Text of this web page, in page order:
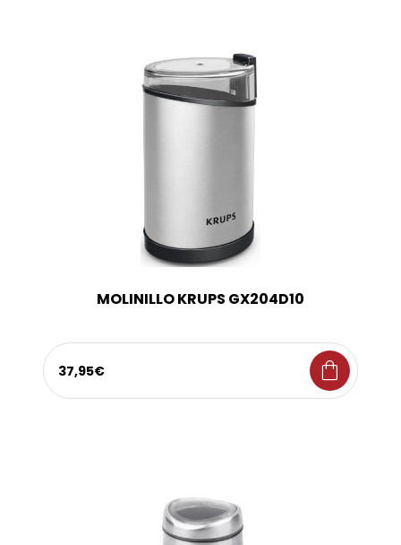
MOLINILLO KRUPS GX204D10
37,95€ shopping_bag